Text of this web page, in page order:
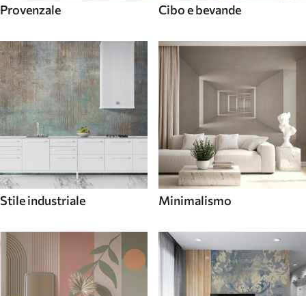
Provenzale Cibo e bevande
Stile industriale Minimalismo